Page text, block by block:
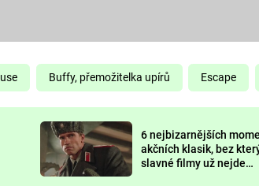
DELIVERANCE
Buffy, přemožitelka upírů Escape
6 nejbizarnějších
akčních klasik, bez
slavné filmy už nejde